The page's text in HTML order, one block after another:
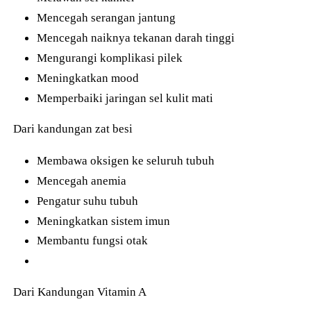
Mencegah serangan jantung
Mencegah naiknya tekanan darah tinggi
Mengurangi komplikasi pilek
Meningkatkan mood
Memperbaiki jaringan sel kulit mati
Dari kandungan zat besi
Membawa oksigen ke seluruh tubuh
Mencegah anemia
Pengatur suhu tubuh
Meningkatkan sistem imun
Membantu fungsi otak
Dari Kandungan Vitamin A